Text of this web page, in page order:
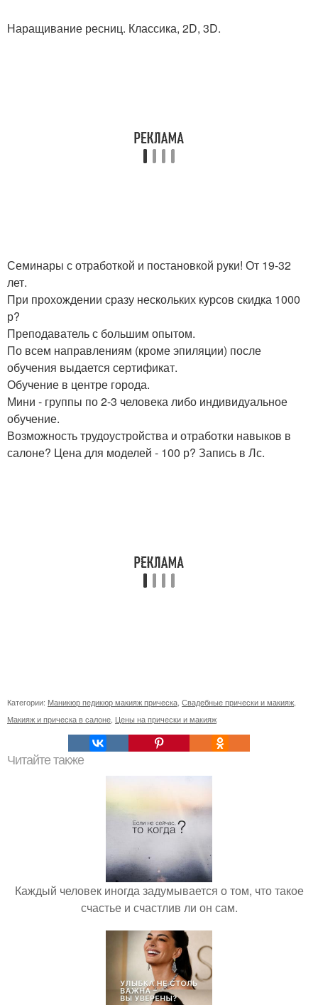
Наращивание ресниц. Классика, 2D, 3D.
Семинары с отработкой и постановкой руки! От 19-32
лет.
При прохождении сразу нескольких курсов скидка 1000
р?
Преподаватель с большим опытом.
По всем направлениям (кроме эпиляции) после
обучения выдается сертификат.
Обучение в центре города.
Мини - группы по 2-3 человека либо индивидуальное
обучение.
Возможность трудоустройства и отработки навыков в
салоне? Цена для моделей - 100 р? Запись в Лс.
Категории: Маникюр педикюр макияж прическа Свадебные прически и макияж
Макияж и прическа в салоне Цены на прически и макияж
Читайте также
Каждый человек иногда задумывается о том, что такое
счастье и счастлив ли он сам.